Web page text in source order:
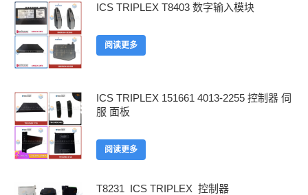
ICS TRIPLEX T8403 数字输入模块
阅读更多
ICS TRIPLEX 151661 4013-2255 控制器 伺
服 面板
阅读更多
T8231 ICS TRIPLEX 控制器